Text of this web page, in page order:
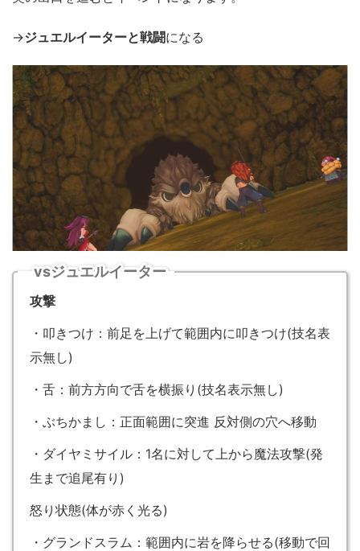
→ジュエルイーターと戦闘になる
vsジュエルイーター
攻撃
・叩きつけ：前足を上げて範囲内に叩きつけ(技名表
示無し)
・舌：前方方向で舌を横振り(技名表示無し)
・ぶちかまし：正面範囲に突進 反対側の穴へ移動
・ダイヤミサイル：1名に対して上から魔法攻撃(発
生まで追尾有り)
怒り状態(体が赤く光る)
・グランドスラム：範囲内に岩を降らせる(移動で回